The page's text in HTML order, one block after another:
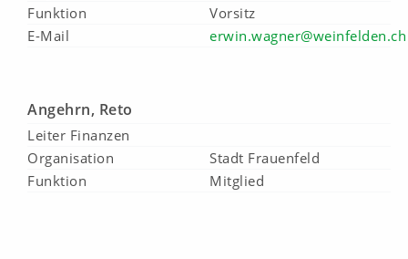
Ressorts + Kommissionen
Funktion
Vorsitz
E-Mail
erwin.wagner@weinfelden.ch
Angehrn, Reto
Leiter Finanzen
Organisation
Stadt Frauenfeld
Funktion
Mitglied